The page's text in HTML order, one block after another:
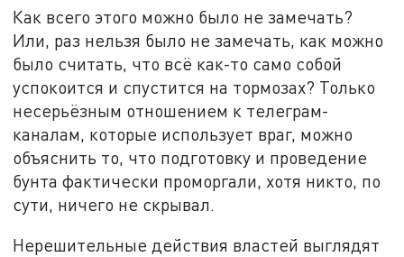
Как всего этого можно было не замечать?
Или, раз нельзя было не замечать, как можно
было считать, что всё как-то само собой
успокоится и спустится на тормозах? Только
несерьёзным отношением к телеграм-
каналам, которые использует враг, можно
объяснить то, что подготовку и проведение
бунта фактически проморгали, хотя никто, по
сути, ничего не скрывал.
Нерешительные действия властей выглядят